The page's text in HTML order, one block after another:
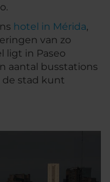
hotel in Mérida,
van zo
ligt in Paseo
aantal busstations
de stad kunt